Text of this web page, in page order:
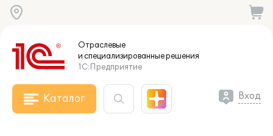
Отраслевые
и специализированныерешения
1С:Предприятие
Каталог Вход